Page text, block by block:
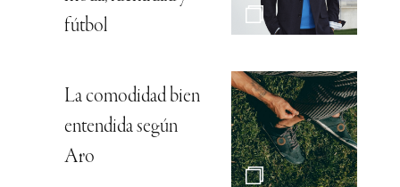
fútbol
La comodidad bien
entendida según
Aro